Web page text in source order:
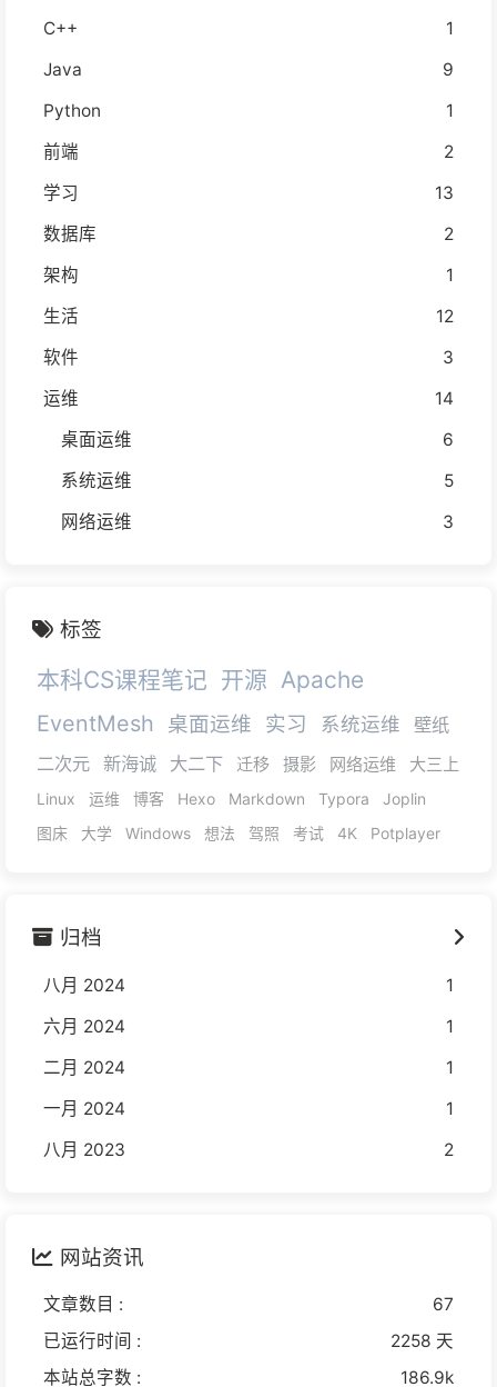
C++
1
Java
9
Python
1
前端
2
学习
13
数据库
2
架构
1
生活
12
软件
3
运维
14
桌面运维
6
系统运维
5
网络运维
3
标签
本科CS课程笔记 开源 Apache
EventMesh 桌面运维 实习 系统运维
壁纸
二次元 新海诚 大二下 迁移 摄影 网络运维 大三上
Linux 运维 博客 Hexo Markdown Typora
Joplin
图床
大学 Windows 想法 驾照 考试 4K Potplayer
归档
八月 2024
1
六月 2024
1
二月 2024
1
一月 2024
1
八月 2023
2
网站资讯
文章数目 :
67
已运行时间 :
2258 天
本站总字数 :
186.9k